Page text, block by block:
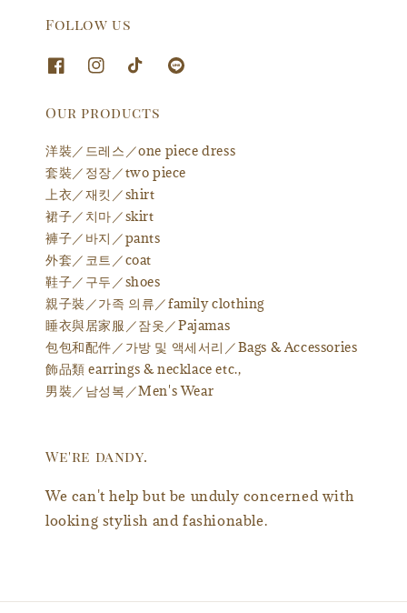
Follow us
Our products
洋裝／드레스／one piece dress
套裝／정장／two piece
上衣／재킷／shirt
裙子／치마／skirt
褲子／바지／pants
外套／코트／coat
鞋子／구두／shoes
親子裝／가족 의류／family clothing
睡衣與居家服／잠옷／Pajamas
包包和配件／가방 및 액세서리／Bags & Accessories
飾品類 earrings & necklace etc.,
男裝／남성복／Men's Wear
We're dandy.
We can't help but be unduly concerned with
looking stylish and fashionable.